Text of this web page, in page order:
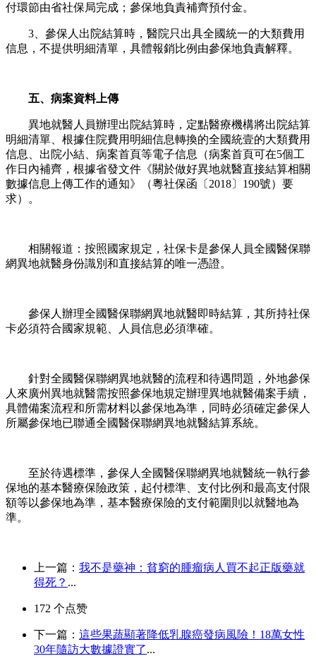
付環節由省社保局完成；參保地負責補齊預付金。
3、參保人出院結算時，醫院只出具全國統一的大類費用
信息，不提供明細清單，具體報銷比例由參保地負責解釋。
五、病案資料上傳
異地就醫人員辦理出院結算時，定點醫療機構將出院結算
明細清單、根據住院費用明細信息轉換的全國統壹的大類費用
信息、出院小結、病案首頁等電子信息（病案首頁可在5個工
作日內補齊，根據省發文件《關於做好異地就醫直接結算相關
數據信息上傳工作的通知》（粵社保函〔2018〕190號）要
求）。
相關報道：按照國家規定，社保卡是參保人員全國醫保聯
網異地就醫身份識別和直接結算的唯一憑證。
參保人辦理全國醫保聯網異地就醫即時結算，其所持社保
卡必須符合國家規範、人員信息必須準確。
針對全國醫保聯網異地就醫的流程和待遇問題，外地參保
人來廣州異地就醫需按照參保地規定辦理異地就醫備案手續，
具體備案流程和所需材料以參保地為準，同時必須確定參保人
所屬參保地已聯通全國醫保聯網異地就醫結算系統。
至於待遇標準，參保人全國醫保聯網異地就醫統一執行參
保地的基本醫療保險政策，起付標準、支付比例和最高支付限
額等以參保地為準，基本醫療保險的支付範圍則以就醫地為
準。
上一篇： 我不是藥神：貧窮的腫瘤病人買不起正版藥就
得死？ ...
172 个点赞
下一篇： 這些果蔬顯著降低乳腺癌發病風險！18萬女性
30年隨訪大數據證實了...